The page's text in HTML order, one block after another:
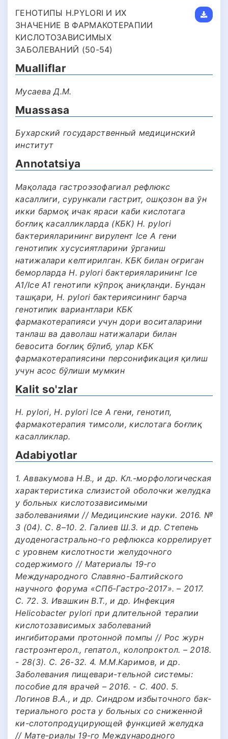
ГЕНОТИПЫ H.PYLORI И ИХ
ЗНАЧЕНИЕ В ФАРМАКОТЕРАПИИ
КИСЛОТОЗАВИСИМЫХ
ЗАБОЛЕВАНИЙ (50-54)
Mualliflar
Мусаева Д.М.
Muassasa
Бухарский государственный медицинский
институт
Annotatsiya
Мақолада гастроэзофагиал рефлюкс
касаллиги, сурункали гастрит, ошқозон ва ўн
икки бармоқ ичак яраси каби кислотага
боғлиқ касалликларда (КБК) H. pylori
бактерияларининг вирулент Ice A гени
генотипик хусусиятларини ўрганиш
натижалари келтирилган. КБК билан оғриган
беморларда H. pylori бактерияларининг Ice
A1/Ice A1 генотипи кўпроқ аниқланди. Бундан
ташқари, H. pylori бактериясининг барча
генотипик вариантлари КБК
фармакотерапияси учун дори воситаларини
танлаш ва даволаш натижалари билан
бевосита боғлиқ бўлиб, улар КБК
фармакотерапиясини персонификация қилиш
учун асос бўлиши мумкин
Kalit so'zlar
H. pylori, H. pylori Ice A гени, генотип,
фармакотерапия тимсоли, кислотага боғлиқ
касалликлар.
Adabiyotlar
1. Аввакумова Н.В., и др. Кл.-морфологическая
характеристика слизистой оболочки желудка
у больных кислотозависимыми
заболеваниями // Медицинские науки. 2016. №
3 (04). С. 8–10. 2. Галиев Ш.З. и др. Степень
дуоденогастрально-го рефлюкса коррелирует
с уровнем кислотности желудочного
содержимого // Материалы 19-го
Международного Славяно-Балтийского
научного форума «СПб-Гастро-2017». – 2017.
С. 72. 3. Ивашкин В.Т., и др. Инфекция
Helicobacter pylori при длительной терапии
кислотозависимых заболеваний
ингибиторами протонной помпы // Рос журн
гастроэнтерол., гепатол., колопроктол. – 2018.
- 28(3). С. 26-32. 4. М.М.Каримов, и др.
Заболевания пищевари-тельной системы:
пособие для врачей – 2016. - С. 400. 5.
Логинов В.А., и др. Синдром избыточного бак-
териального роста у больных со сниженной
ки-слотопродуцирующей функцией желудка
// Мате-риалы 19-го Международного